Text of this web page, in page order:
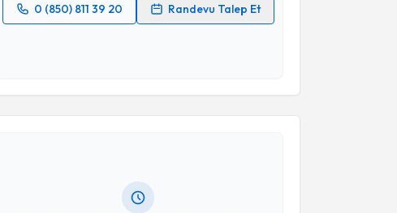
0 (850) 811 39 20
Randevu Talep Et
Takvim Talebini Gönder
Takvimi Talebi
Tutar